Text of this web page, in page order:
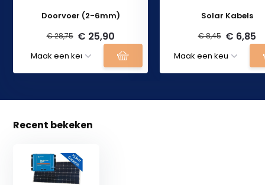
Doorvoer (2-6mm)
€ 28,75 € 25,90
Solar Kabels
€ 8,45 € 6,85
Recent bekeken